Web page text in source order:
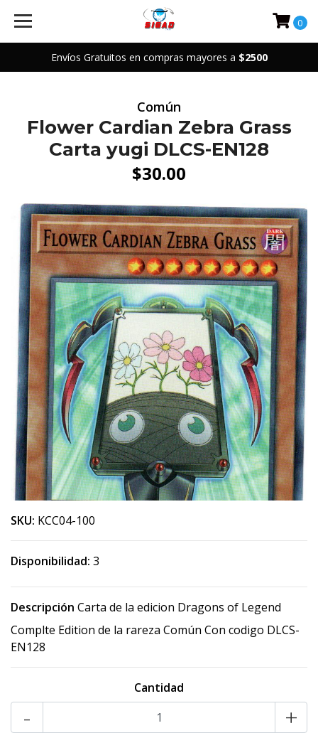
Envíos Gratuitos en compras mayores a $2500
0
Común
Flower Cardian Zebra Grass
Carta yugi DLCS-EN128
$30.00
SKU: KCC04-100
Disponibilidad: 3
Descripción Carta de la edicion Dragons of Legend
Complte Edition de la rareza Común Con codigo DLCS-
EN128
Cantidad
+
-